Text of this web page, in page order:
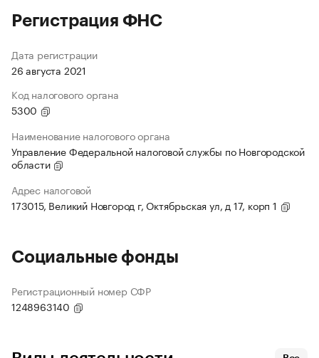
Регистрация ФНС
Дата регистрации
26 августа 2021
Код налогового органа
5300
Наименование налогового органа
Управление Федеральной налоговой службы по Новгородской
области
Адрес налоговой
173015, Великий Новгород г, Октябрьская ул, д 17, корп 1
Социальные фонды
Регистрационный номер СФР
1248963140